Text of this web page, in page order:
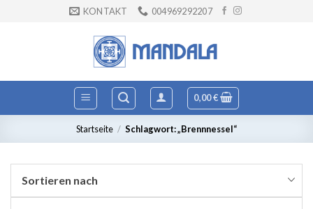
KONTAKT 004969292207
0,00€
Startseite / Schlagwort: „Brennnessel“
Sortieren nach